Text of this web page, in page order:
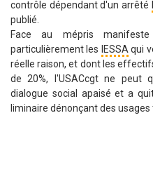
contrôle dépendant d'un arrêté
publié.
Face au mépris
particulièrement les
IESSA qui
réelle raison, et dont les
de 20%, l'USACcgt ne peut
dialogue social apaisé et a
liminaire dénonçant des